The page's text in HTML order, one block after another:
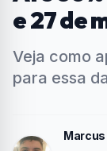
e 27 de
Veja como
para essa
Marcus